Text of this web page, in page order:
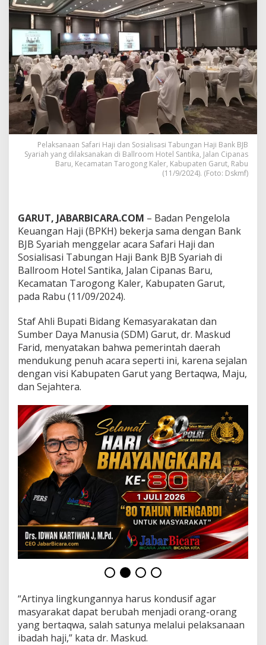
a
n
B
a
n
k
B
J
B
r
i
a
u
k
a
s
i
M
a
s
y
r
a
k
a
t
G
u
t
P
e
r
s
i
a
n
I
b
a
d
a
H
a
j
Pelaksanaan Safari Haji dan Sosialisasi Tabungan Haji Bank BJB
Syariah yang dilaksanakan di Ballroom Hotel Santika, Jalan Cipanas
Baru, Kecamatan Tarogong Kaler, Kabupaten Garut, Rabu
(11/9/2024). (Foto: Dskmf)
GARUT, JABARBICARA.COM – Badan Pengelola
Keuangan Haji (BPKH) bekerja sama dengan Bank
BJB Syariah menggelar acara Safari Haji dan
Sosialisasi Tabungan Haji Bank BJB Syariah di
Ballroom Hotel Santika, Jalan Cipanas Baru,
Kecamatan Tarogong Kaler, Kabupaten Garut,
pada Rabu (11/09/2024).
Staf Ahli Bupati Bidang Kemasyarakatan dan
Sumber Daya Manusia (SDM) Garut, dr. Maskud
Farid, menyatakan bahwa pemerintah daerah
mendukung penuh acara seperti ini, karena sejalan
dengan visi Kabupaten Garut yang Bertaqwa, Maju,
dan Sejahtera.
“Artinya lingkungannya harus kondusif agar
masyarakat dapat berubah menjadi orang-orang
yang bertaqwa, salah satunya melalui pelaksanaan
ibadah haji,” kata dr. Maskud.